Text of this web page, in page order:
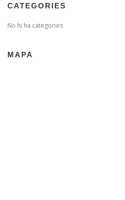
CATEGORIES
No hi ha categories
MAPA